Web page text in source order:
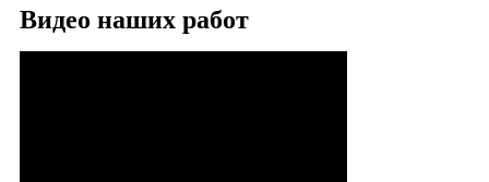
Видео наших работ